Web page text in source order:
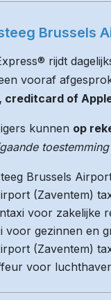
Brussels
rijdt
vooraf
creditcard of
kunnen op
Brussels
(Zaventem)
voor zakelijke
voor gezinnen en
(Zaventem)
voor